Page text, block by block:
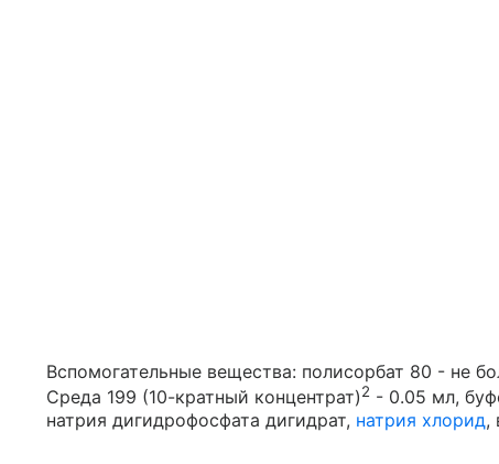
Вспомогательные вещества: полисорбат 80 - не
Среда 199 (10-кратный концентрат)2 - 0.05 мл,
натрия дигидрофосфата дигидрат, натрия хлорид,